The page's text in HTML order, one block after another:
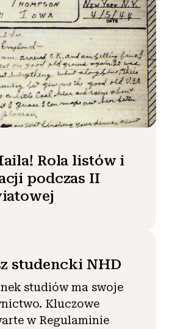
Rola listów i
podczas II
studencki NHD
studiów ma swoje
Kluczowe
w Regulaminie